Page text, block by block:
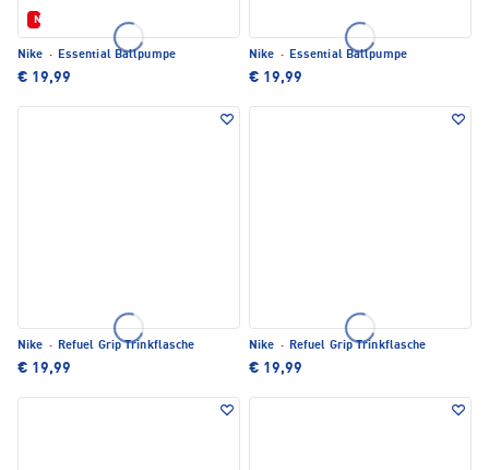
Neu
Nike · Essential Ballpumpe
€ 19,99
Nike · Essential Ballpumpe
€ 19,99
Nike · Refuel Grip Trinkflasche
€ 19,99
Nike · Refuel Grip Trinkflasche
€ 19,99